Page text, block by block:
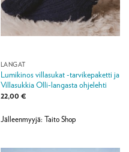
LANGAT
Lumikinos villasukat -tarvikepaketti ja
Villasukkia Olli-langasta ohjelehti
22,00 €
Jälleenmyyjä: Taito Shop